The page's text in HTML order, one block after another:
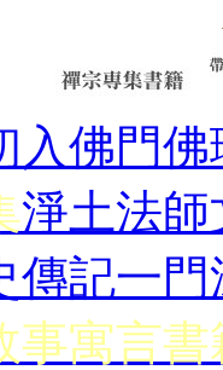
入佛門佛
淨土法師
傳記一門
事寓言書